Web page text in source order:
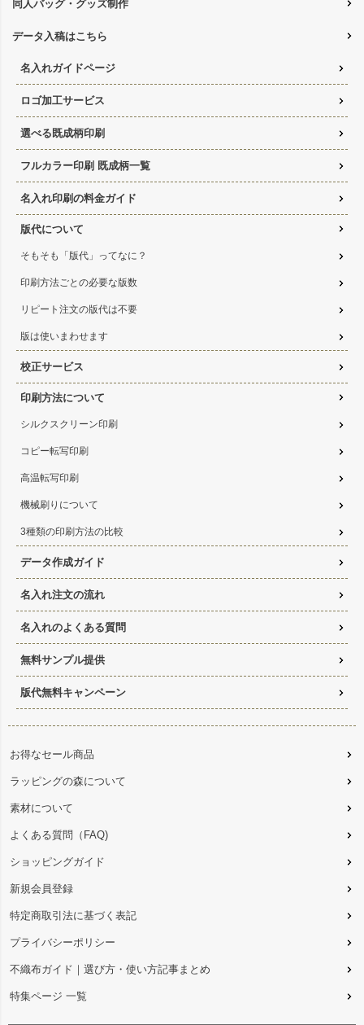
同人バッグ・グッズ制作
データ入稿はこちら
名入れガイドページ
ロゴ加工サービス
選べる既成柄印刷
フルカラー印刷 既成柄一覧
名入れ印刷の料金ガイド
版代について
そもそも「版代」ってなに？
印刷方法ごとの必要な版数
リピート注文の版代は不要
版は使いまわせます
校正サービス
印刷方法について
シルクスクリーン印刷
コピー転写印刷
高温転写印刷
機械刷りについて
3種類の印刷方法の比較
データ作成ガイド
名入れ注文の流れ
名入れのよくある質問
無料サンプル提供
版代無料キャンペーン
お得なセール商品
ラッピングの森について
素材について
よくある質問（FAQ)
ショッピングガイド
新規会員登録
特定商取引法に基づく表記
プライバシーポリシー
不織布ガイド｜選び方・使い方記事まとめ
特集ページ 一覧